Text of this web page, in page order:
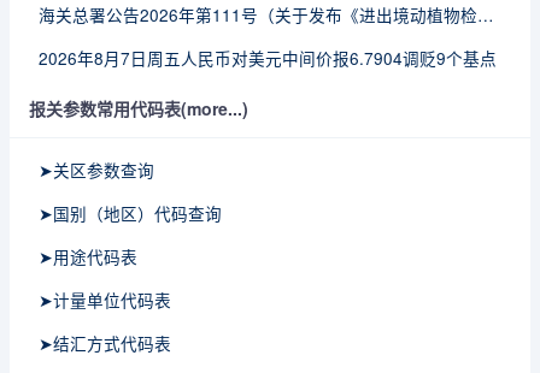
海关总署公告2026年第111号（关于发布《进出境动植物检疫处理监督管理工作规定》《进出境卫生处理监督管理工作规定》的公告）
2026年8月7日周五人民币对美元中间价报6.7904调贬9个基点
报关参数常用代码表(more...)
➤关区参数查询
➤国别（地区）代码查询
➤用途代码表
➤计量单位代码表
➤结汇方式代码表